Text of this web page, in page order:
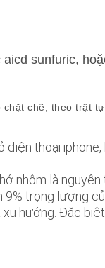
sunfuric,
chẽ, theo trật
thoại iphone,
nhôm là
9% trọng lượng
hướng. Đặc